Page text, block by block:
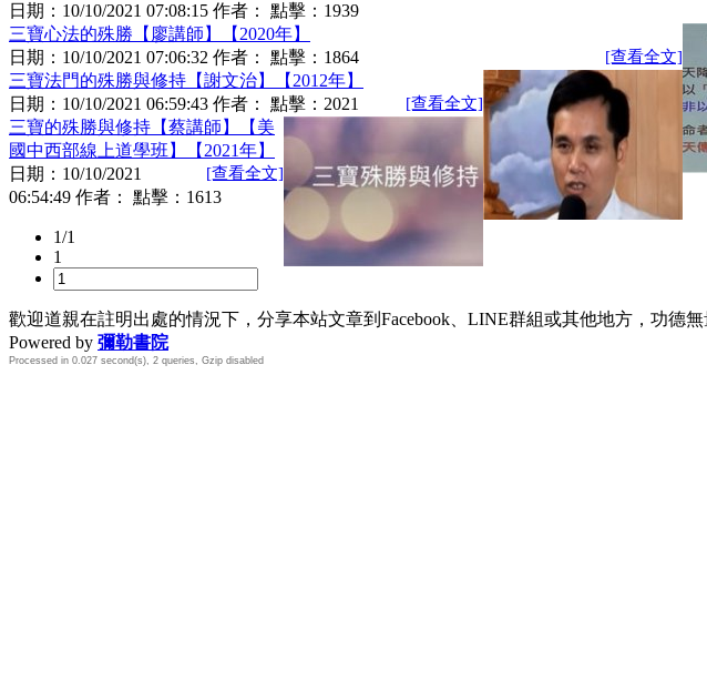
日期： 10/10/2021 07:08:15 作者： 點擊： 1939
三寶心法的殊勝【廖講師】【2020年】
[查看全文]
日期： 10/10/2021 07:06:32 作者： 點擊： 1864
三寶法門的殊勝與修持【謝文治】【2012年】
[查看全文]
日期： 10/10/2021 06:59:43 作者： 點擊： 2021
三寶的殊勝與修持【蔡講師】【美
國中西部線上道學班】【2021年】
[查看全文]
日期： 10/10/2021
06:54:49 作者： 點擊： 1613
1/1
1
歡迎道親在註明出處的情況下，分享本站文章到Facebook、LINE群組或其他地方，功德無
Powered by 彌勒書院
Processed in 0.027 second(s), 2 queries, Gzip disabled